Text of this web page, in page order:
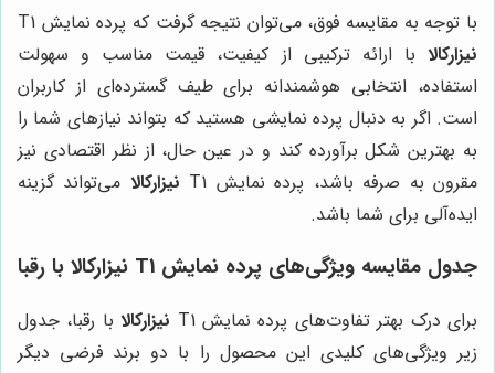
با توجه به مقایسه فوق، می‌توان نتیجه گرفت که پرده نمایش T1
نیزارکالا با ارائه ترکیبی از کیفیت، قیمت مناسب و سهولت
استفاده، انتخابی هوشمندانه برای طیف گسترده‌ای از کاربران
است. اگر به دنبال پرده نمایشی هستید که بتواند نیازهای شما را
به بهترین شکل برآورده کند و در عین حال، از نظر اقتصادی نیز
مقرون به صرفه باشد، پرده نمایش T1
نیزارکالا می‌تواند گزینه
ایده‌آلی برای شما باشد.
جدول مقایسه ویژگی‌های پرده نمایش T1 نیزارکالا با رقبا
برای درک بهتر تفاوت‌های پرده نمایش T1 نیزارکالابا رقبا، جدول
زیر ویژگی‌های کلیدی این محصول را با دو برند فرضی دیگر